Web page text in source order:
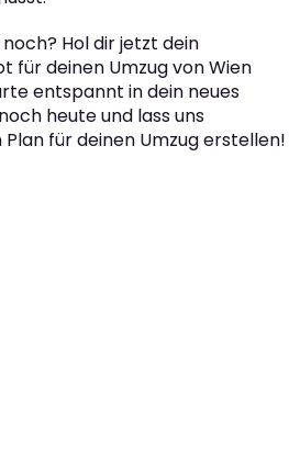
Hol dir jetzt dein
für deinen Umzug von Wien
entspannt in dein neues
heute und lass uns
für deinen Umzug erstellen!